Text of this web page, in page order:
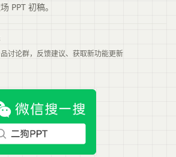
PPT 初稿。
讨论群，反馈建议、获取新功能更新